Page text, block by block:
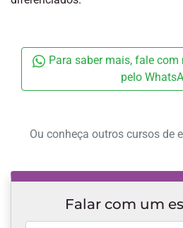
Para saber mais, fale
pelo
Ou conheça outros cursos de
Falar com um